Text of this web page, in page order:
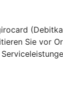
Sie vor